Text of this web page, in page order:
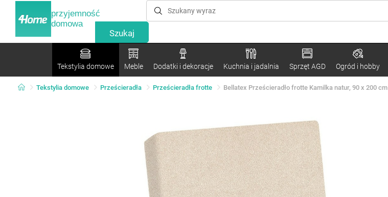
przyjemność
domowa
Tekstylia domowe Meble Dodatki i dekoracje Kuchnia i jadalnia Sprzęt AGD Ogród i hobby
Tekstylia domowe Prześcieradła Prześcieradła frotte Bellatex Prześcieradło frotte Kamilka natur, 90 x 200 cm